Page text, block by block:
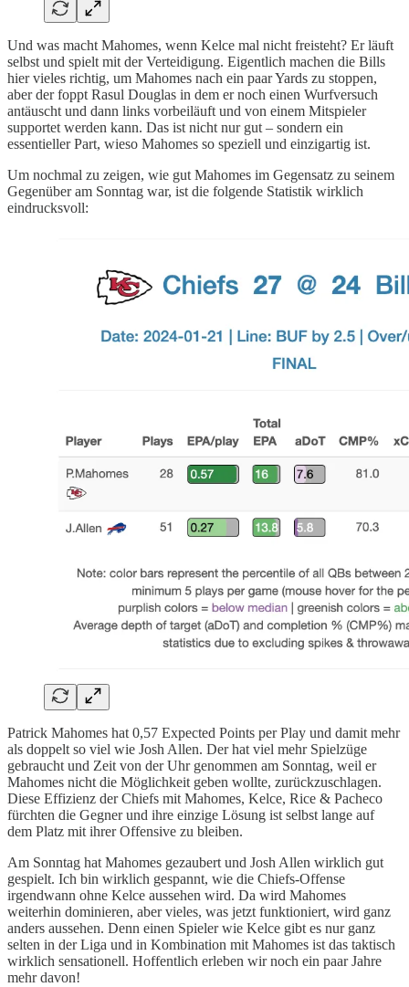
Und was macht Mahomes, wenn Kelce mal nicht freisteht? Er läuft
selbst und spielt mit der Verteidigung. Eigentlich machen die Bills
hier vieles richtig, um Mahomes nach ein paar Yards zu stoppen,
aber der foppt Rasul Douglas in dem er noch einen Wurfversuch
antäuscht und dann links vorbeiläuft und von einem Mitspieler
supportet werden kann. Das ist nicht nur gut – sondern ein
essentieller Part, wieso Mahomes so speziell und einzigartig ist.
Um nochmal zu zeigen, wie gut Mahomes im Gegensatz zu seinem
Gegenüber am Sonntag war, ist die folgende Statistik wirklich
eindrucksvoll:
Patrick Mahomes hat 0,57 Expected Points per Play und damit mehr
als doppelt so viel wie Josh Allen. Der hat viel mehr Spielzüge
gebraucht und Zeit von der Uhr genommen am Sonntag, weil er
Mahomes nicht die Möglichkeit geben wollte, zurückzuschlagen.
Diese Effizienz der Chiefs mit Mahomes, Kelce, Rice & Pacheco
fürchten die Gegner und ihre einzige Lösung ist selbst lange auf
dem Platz mit ihrer Offensive zu bleiben.
Am Sonntag hat Mahomes gezaubert und Josh Allen wirklich gut
gespielt. Ich bin wirklich gespannt, wie die Chiefs-Offense
irgendwann ohne Kelce aussehen wird. Da wird Mahomes
weiterhin dominieren, aber vieles, was jetzt funktioniert, wird ganz
anders aussehen. Denn einen Spieler wie Kelce gibt es nur ganz
selten in der Liga und in Kombination mit Mahomes ist das taktisch
wirklich sensationell. Hoffentlich erleben wir noch ein paar Jahre
mehr davon!